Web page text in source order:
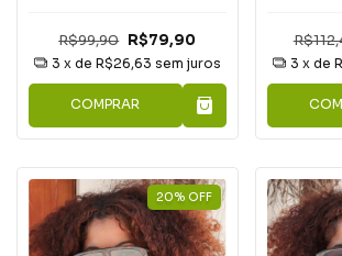
R$99,90 R$79,90
3 x de R$26,63 sem juros
COMPRAR
3 x de
20% OFF